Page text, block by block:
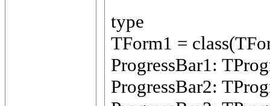
type
TForm1 =
ProgressBar1:
ProgressBar2: